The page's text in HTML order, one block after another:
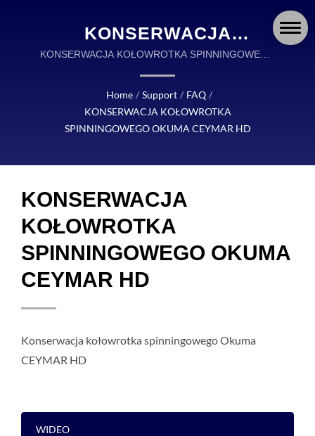
KONSERWACJA
KOŁOWROTKA
SPINNINGOWEGO
OKUMA CEYMAR HD |
OKUMA FISHING:
KOŁOWROTKI, WĘDKI I
AKCESORIA NA KAŻDĄ
PRZYGODĘ
KONSERWACJA KOŁOWROTKA SPINNINGOWEGO
Home / Support / FAQ /
KONSERWACJA KOŁOWROTKA
SPINNINGOWEGO OKUMA CEYMAR HD
KONSERWACJA
KOŁOWROTKA
SPINNINGOWEGO OKUMA
CEYMAR HD
Konserwacja kołowrotka spinningowego Okuma
CEYMAR HD
WIDEO